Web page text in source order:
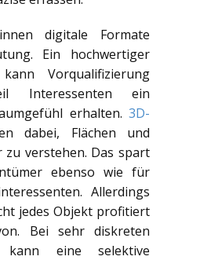
digitale Formate
Ein hochwertiger
kann Vorqualifizierung
Interessenten ein
erhalten. 3D-
dabei, Flächen und
zu verstehen. Das spart
ebenso wie für
Allerdings
jedes Objekt profitiert
Bei sehr diskreten
kann eine selektive